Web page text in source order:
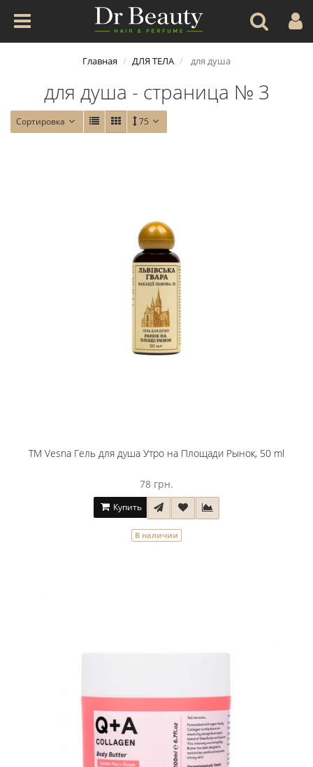
Главная ДЛЯ ТЕЛА для душа
для душа - страница № 3
Сортировка 75
ТМ Vesna Гель для душа Утро на Площади Рынок, 50 ml
78 грн.
Купить
В наличии